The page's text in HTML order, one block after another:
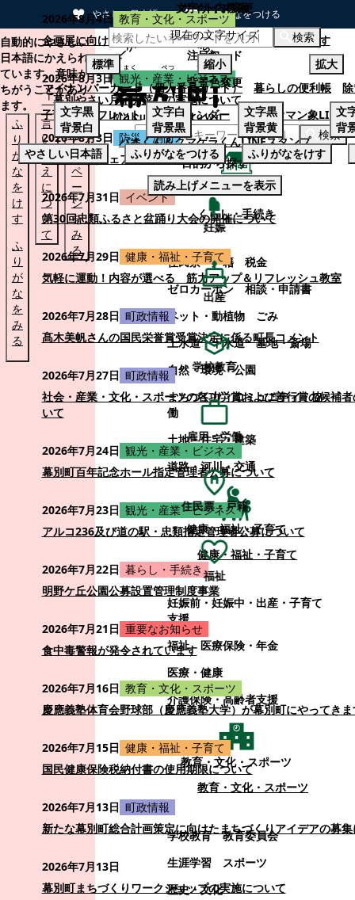
やさしい日本語 ひらがなをつける
本文へスキップする
自動的にやさしい
日本語にかえられ
ています。意味が
ちがうことがあり
ます。
ふ
り
が
な
を
け
す
ふ
り
が
な
を
み
る
言
い
替
え
に
つ
い
て
も
と
の
ペ
ー
ジ
を
み
る
検索
くらし・手続き
くらし・手続き
住民票・戸籍
税金
ゼロカーボン
相談・申請書
ペット・動植物
ごみ
上水道・下水道
墓地・斎場
自然・環境・公園
まちづくり・コミュニティ・協
働
土地・住宅・建築
道路・河川・交通
健康・福祉・子育て
健康・福祉・子育て
妊娠前・妊娠中・出産・子育て
支援
福祉
医療保険・年金
医療・健康
介護保険・高齢者支援
教育・文化・スポーツ
教育・文化・スポーツ
学校教育
教育委員会
生涯学習
スポーツ
歴史・文化
2026年8月4日 教育・文化・スポーツ
企画展に向けて：安東ウメ子さんとの思い出を募集します
2026年8月3日 観光・産業・ビジネス
「幕別やさい月イチ菜」の実施について
2026年8月3日 防災・消防
幕別町防災フェアの開催について
2026年7月31日 イベント
第30回忠類ふるさと盆踊り大会の開催について
2026年7月29日 健康・福祉・子育て
気軽に運動！内容が選べる 筋力アップ＆リフレッシュ教室
2026年7月28日 町政情報
髙木美帆さんの国民栄誉賞受賞決定に係る町長コメント
2026年7月27日 町政情報
社会・産業・文化・スポーツの各功労賞および善行賞の候補
いて
2026年7月24日 観光・産業・ビジネス
幕別町百年記念ホール指定管理者公募について
2026年7月23日 観光・産業・ビジネス
アルコ236及び道の駅・忠類指定管理者公募について
2026年7月22日 暮らし・手続き
明野ケ丘公園公募設置管理制度事業
2026年7月21日 重要なお知らせ
食中毒警報が発令されています
2026年7月16日 教育・文化・スポーツ
慶應義塾体育会野球部（慶應義塾大学）が幕別町にやってき
2026年7月15日 健康・福祉・子育て
国民健康保険税納付書の使用期限について
2026年7月13日 町政情報
新たな幕別町総合計画策定に向けたまちづくりアイデアの募
2026年7月13日
幕別町まちづくりワークショップの実施について
サイト内検索
検索
注目ワード
マイナンバーカード（個人番号カード） 暮らしの便利帳
子育てパンフレット
ごみカレンダー
忠類ナウマン象LINE
パオくん＆クマゲラくんLINEスタンプ
目的から探す
妊娠
出産
学校教育
雇用・労働
住民票・戸籍
福祉
文字サイズ変更
現在の文字サイズ
標準
縮小
拡大
背景色変更
文字黒
背景白
文字白
背景黒
文字黒
背景黄
文
背
やさしい日本語
ふりがなをつける ふりがなをけす
読み上げメニューを表示